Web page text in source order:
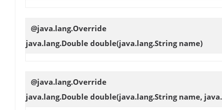
@java.lang.Override
java.lang.Double double(java.lang.String name)
@java.lang.Override
java.lang.Double double(java.lang.String name,